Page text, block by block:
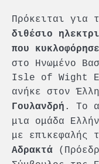
Πρόκειται για
διθέσιο
που
στο Ηνωμένο
Isle of Wight
ανήκε στον
Γουλανδρή . Το
μια ομάδα
με επικεφαλής
Αδρακτά